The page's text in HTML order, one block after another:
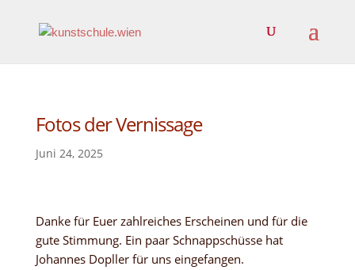
Fotos der Vernissage
Juni 24, 2025
Danke für Euer zahlreiches Erscheinen und für die
gute Stimmung. Ein paar Schnappschüsse hat
Johannes Dopller für uns eingefangen.